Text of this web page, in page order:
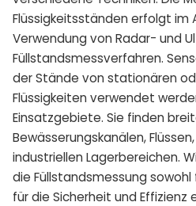
Flüssigkeitsständen erfolgt im
Verwendung von Radar- und
Füllstandsmessverfahren.
der Stände von stationären
Flüssigkeiten verwendet
Einsatzgebiete. Sie finden
Bewässerungskanälen,
industriellen Lagerbereichen.
die Füllstandsmessung
für die Sicherheit und Effizienz